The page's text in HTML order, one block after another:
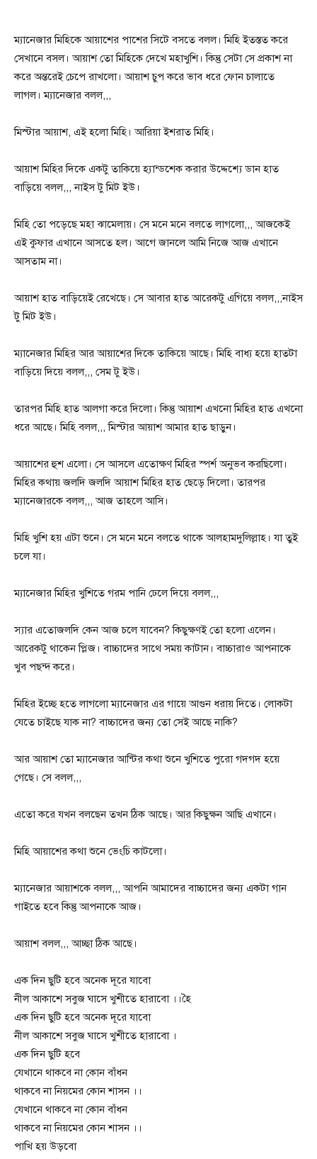
ম্যানেজার মিহিকে আয়াশের পাশের সিটে বসতে বলল। মিহি ইতস্তত করে
সেখানে বসল। আয়াশ তো মিহিকে দেখে মহাখুশি। কিন্তু সেটা সে প্রকাশ না
করে অন্তরেই চেপে রাখলো। আয়াশ চুপ করে ভাব ধরে ফোন চালাতে
লাগল। ম্যানেজার বলল,,,
মিস্টার আয়াশ, এই হলো মিহি। আরিয়া ইশরাত মিহি।
আয়াশ মিহির দিকে একটু তাকিয়ে হ্যান্ডশেক করার উদ্দেশ্যে ডান হাত
বাড়িয়ে বলল,,, নাইস টু মিট ইউ।
মিহি তো পড়েছে মহা ঝামেলায়। সে মনে মনে বলতে লাগলো,,, আজকেই
এই কুফার এখানে আসতে হল। আগে জানলে আমি নিজে আজ এখানে
আসতাম না।
আয়াশ হাত বাড়িয়েই রেখেছে। সে আবার হাত আরেকটু এগিয়ে বলল,,,নাইস
টু মিট ইউ।
ম্যানেজার মিহির আর আয়াশের দিকে তাকিয়ে আছে। মিহি বাধ্য হয়ে হাতটা
বাড়িয়ে দিয়ে বলল,,, সেম টু ইউ।
তারপর মিহি হাত আলগা করে দিলো। কিন্তু আয়াশ এখনো মিহির হাত এখনো
ধরে আছে। মিহি বলল,,, মিস্টার আয়াশ আমার হাত ছাড়ুন।
আয়াশের হুশ এলো। সে আসলে এতোক্ষণ মিহির স্পর্শ অনুভব করছিলো।
মিহির কথায় জলদি জলদি আয়াশ মিহির হাত ছেড়ে দিলো। তারপর
ম্যানেজারকে বলল,,, আজ তাহলে আসি।
মিহি খুশি হয় এটা শুনে। সে মনে মনে বলতে থাকে আলহামদুলিল্লাহ। যা তুই
চলে যা।
ম্যানেজার মিহির খুশিতে গরম পানি ঢেলে দিয়ে বলল,,,
স্যার এতোজলদি কেন আজ চলে যাবেন? কিছুক্ষণই তো হলো এলেন।
আরেকটু থাকেন প্লিজ। বাচ্চাদের সাথে সময় কাটান। বাচ্চারাও আপনাকে
খুব পছন্দ করে।
মিহির ইচ্ছে হতে লাগলো ম্যানেজার এর গায়ে আগুন ধরায় দিতে। লোকটা
যেতে চাইছে যাক না? বাচ্চাদের জন্য তো সেই আছে নাকি?
আর আয়াশ তো ম্যানেজার আন্টির কথা শুনে খুশিতে পুরো গদগদ হয়ে
গেছে। সে বলল,,,
এতো করে যখন বলছেন তখন ঠিক আছে। আর কিছুক্ষন আছি এখানে।
মিহি আয়াশের কথা শুনে ভেংচি কাটলো।
ম্যানেজার আয়াশকে বলল,,, আপনি আমাদের বাচ্চাদের জন্য একটা গান
গাইতে হবে কিন্তু আপনাকে আজ।
আয়াশ বলল,,, আচ্ছা ঠিক আছে।
এক দিন ছুটি হবে অনেক দূরে যাবো
নীল আকাশে সবুজ ঘাসে খুশীতে হারাবো ।।হৈ
এক দিন ছুটি হবে অনেক দূরে যাবো
নীল আকাশে সবুজ ঘাসে খুশীতে হারাবো ।
এক দিন ছুটি হবে
যেখানে থাকবে না কোন বাঁধন
থাকবে না নিয়মের কোন শাসন ।।
যেখানে থাকবে না কোন বাঁধন
থাকবে না নিয়মের কোন শাসন ।।
পাখি হয় উড়বো